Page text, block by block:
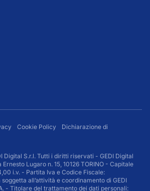
Cookie Policy
Dichiarazione di
Digital S.r.l. Tutti i diritti riservati - GEDI Digital
Ernesto Lugaro n. 15, 10126 TORINO - Capitale
i.v. - Partita Iva e Codice Fiscale:
all’attività e coordinamento di GEDI
- Titolare del trattamento dei dati personali: